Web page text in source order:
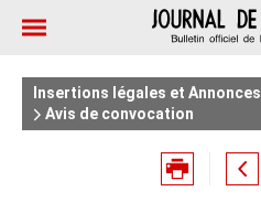
Insertions légales et Annonces
Avis de convocation